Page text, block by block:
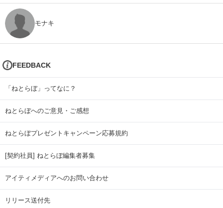
モナキ
FEEDBACK
「ねとらぼ」ってなに？
ねとらぼへのご意見・ご感想
ねとらぼプレゼントキャンペーン応募規約
[契約社員] ねとらぼ編集者募集
アイティメディアへのお問い合わせ
リリース送付先